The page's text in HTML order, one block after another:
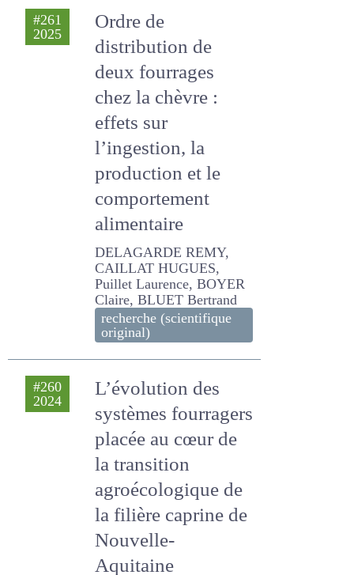
#261
2025
Ordre de
distribution de
deux fourrages
chez la chèvre :
effets sur
l’ingestion, la
production et le
comportement
alimentaire
DELAGARDE REMY,
CAILLAT HUGUES, Puillet
Laurence, BOYER Claire,
BLUET Bertrand
recherche (scientifique
original)
#260
2024
L’évolution des
systèmes
fourragers placée
au cœur de la
transition
agroécologique de
la filière caprine de
Nouvelle-Aquitaine